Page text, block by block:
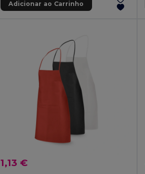
Adicionar ao Carrinho
1,13 €